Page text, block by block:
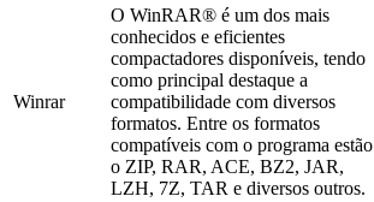
Winrar
O WinRAR® é um dos mais
conhecidos e eficientes
compactadores disponíveis, tendo
como principal destaque a
compatibilidade com diversos
formatos. Entre os formatos
compatíveis com o programa estão
o ZIP, RAR, ACE, BZ2, JAR,
LZH, 7Z, TAR e diversos outros.